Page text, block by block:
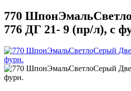
770
776 ДГ 21- 9 (пр/л), с